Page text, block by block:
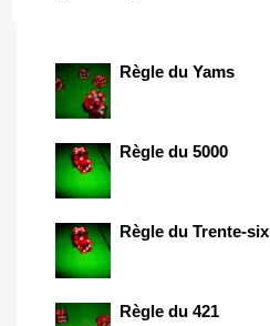
Règle du Yams
Règle du 5000
Règle du Trente-six
Règle du 421